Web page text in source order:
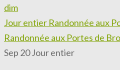
dim
Jour entier Randonnée aux
Randonnée aux Portes de
Sep 20Jour entier